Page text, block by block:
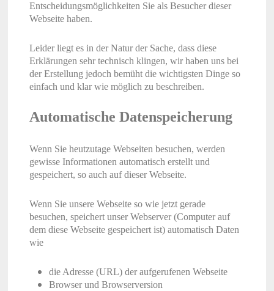
Entscheidungsmöglichkeiten Sie als Besucher dieser
Webseite haben.
Leider liegt es in der Natur der Sache, dass diese
Erklärungen sehr technisch klingen, wir haben uns bei
der Erstellung jedoch bemüht die wichtigsten Dinge so
einfach und klar wie möglich zu beschreiben.
Automatische Datenspeicherung
Wenn Sie heutzutage Webseiten besuchen, werden
gewisse Informationen automatisch erstellt und
gespeichert, so auch auf dieser Webseite.
Wenn Sie unsere Webseite so wie jetzt gerade
besuchen, speichert unser Webserver (Computer auf
dem diese Webseite gespeichert ist) automatisch Daten
wie
die Adresse (URL) der aufgerufenen Webseite
Browser und Browserversion